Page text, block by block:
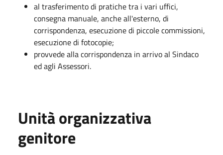
al trasferimento di pratiche tra i vari uffici,
consegna manuale, anche all'esterno, di
corrispondenza, esecuzione di piccole commissioni,
esecuzione di fotocopie;
provvede alla corrispondenza in arrivo al Sindaco
ed agli Assessori.
Unità organizzativa
genitore